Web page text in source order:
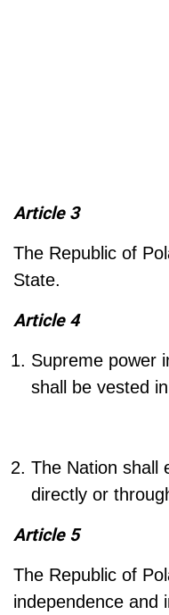
Article 3
The Republic of
State.
Article 4
Supreme power
shall be vested
The Nation shall
directly or
Article 5
The Republic of
independence and